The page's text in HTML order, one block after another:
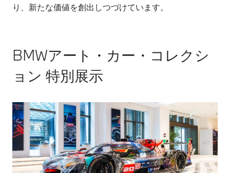
り、新たな価値を創出しつづけています。
BMWアート・カー・コレクシ
ョン 特別展示